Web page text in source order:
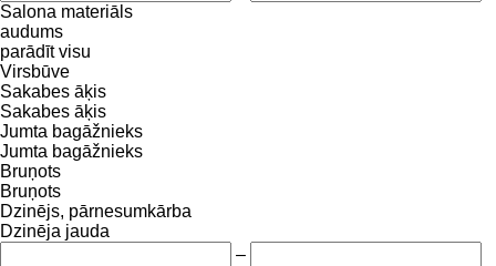
Salona materiāls
audums
parādīt visu
Virsbūve
Sakabes āķis
Sakabes āķis
Jumta bagāžnieks
Jumta bagāžnieks
Bruņots
Bruņots
Dzinējs, pārnesumkārba
Dzinēja jauda
–